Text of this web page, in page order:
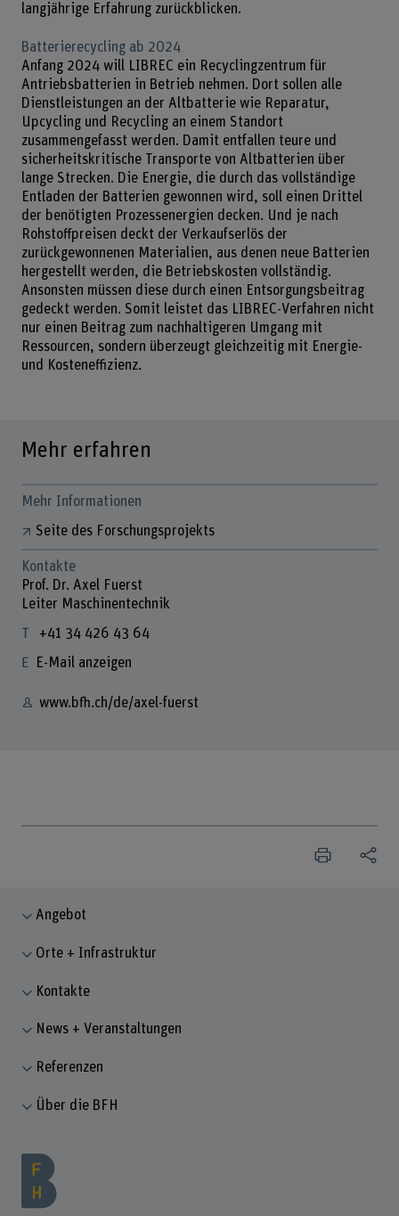
langjährige Erfahrung zurückblicken.
Batterierecycling ab 2024
Anfang 2024 will LIBREC ein Recyclingzentrum für
Antriebsbatterien in Betrieb nehmen. Dort sollen alle
Dienstleistungen an der Altbatterie wie Reparatur,
Upcycling und Recycling an einem Standort
zusammengefasst werden. Damit entfallen teure und
sicherheitskritische Transporte von Altbatterien über
lange Strecken. Die Energie, die durch das vollständige
Entladen der Batterien gewonnen wird, soll einen Drittel
der benötigten Prozessenergien decken. Und je nach
Rohstoffpreisen deckt der Verkaufserlös der
zurückgewonnenen Materialien, aus denen neue Batterien
hergestellt werden, die Betriebskosten vollständig.
Ansonsten müssen diese durch einen Entsorgungsbeitrag
gedeckt werden. Somit leistet das LIBREC-Verfahren nicht
nur einen Beitrag zum nachhaltigeren Umgang mit
Ressourcen, sondern überzeugt gleichzeitig mit Energie-
und Kosteneffizienz.
Mehr erfahren
Mehr Informationen
Seite des Forschungsprojekts
Kontakte
Prof. Dr. Axel Fuerst
Leiter Maschinentechnik
+41 34 426 43 64
E-Mail anzeigen
www.bfh.ch/de/axel-fuerst
Angebot
Orte + Infrastruktur
Kontakte
News + Veranstaltungen
Referenzen
Über die BFH